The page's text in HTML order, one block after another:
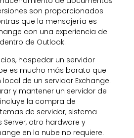
son proporcionados
que la mensajería es
con una experiencia de
de Outlook.
hospedar un servidor
es mucho más barato que
de un servidor Exchange.
y mantener un servidor de
la compra de
de servidor, sistema
otro hardware y
en la nube no requiere.